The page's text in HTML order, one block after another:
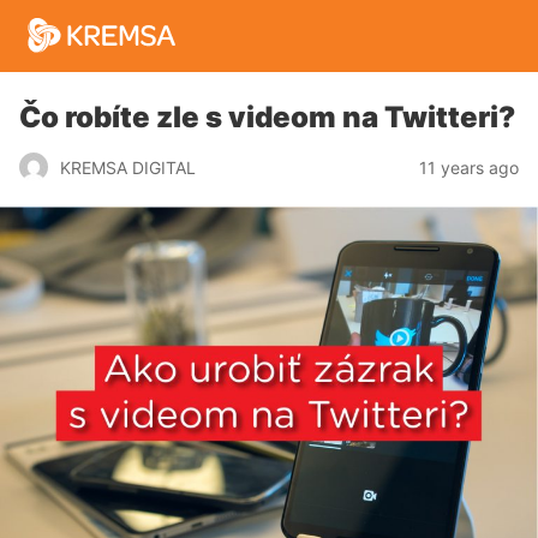
Čo robíte zle s videom na Twitteri?
KREMSA DIGITAL 11 years ago